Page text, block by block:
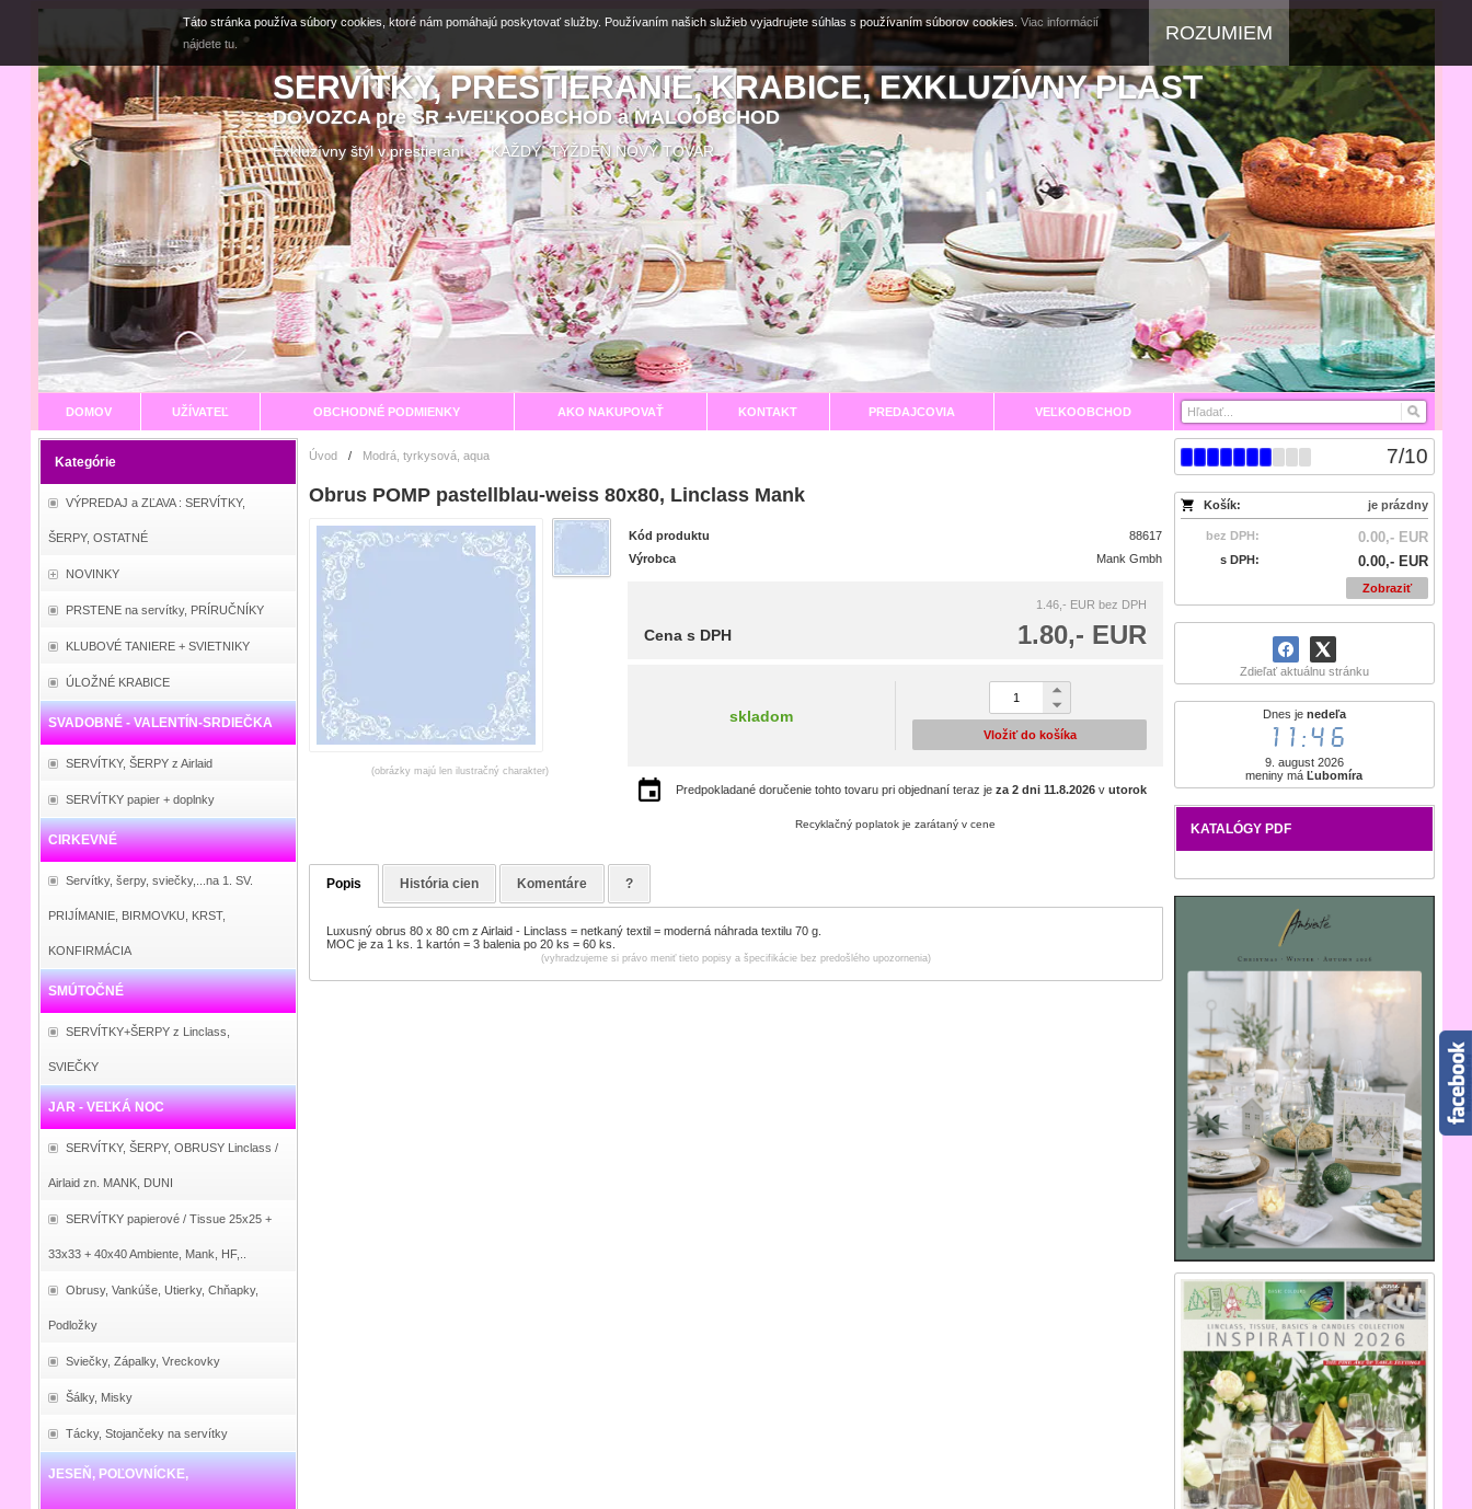
SERVÍTKY, PRESTIERANIE, KRABICE, EXKLUZÍVNY PLAST
DOVOZCA pre SR +VEĽKOOBCHOD a MALOOBCHOD
Exkluzívny štýl v prestieraní KAŽDÝ TÝŽDEŇ NOVÝ TOVAR
DOMOV UŽÍVATEĽ OBCHODNÉ PODMIENKY AKO NAKUPOVAŤ KONTAKT PREDAJCOVIA VEĽKOOBCHOD
Kategórie
VÝPREDAJ a ZĽAVA : SERVÍTKY,
ŠERPY, OSTATNÉ
NOVINKY
PRSTENE na servítky, PRÍRUČNÍKY
KLUBOVÉ TANIERE + SVIETNIKY
ÚLOŽNÉ KRABICE
SVADOBNÉ - VALENTÍN-SRDIEČKA
SERVÍTKY, ŠERPY z Airlaid
SERVÍTKY papier + doplnky
CIRKEVNÉ
Servítky, šerpy, sviečky,...na 1. SV.
PRIJÍMANIE, BIRMOVKU, KRST,
KONFIRMÁCIA
SMÚTOČNÉ
SERVÍTKY+ŠERPY z Linclass,
SVIEČKY
JAR - VEĽKÁ NOC
SERVÍTKY, ŠERPY, OBRUSY Linclass /
Airlaid zn. MANK, DUNI
SERVÍTKY papierové / Tissue 25x25 +
33x33 + 40x40 Ambiente, Mank, HF,..
Obrusy, Vankúše, Utierky, Chňapky,
Podložky
Sviečky, Zápalky, Vreckovky
Šálky, Misky
Tácky, Stojančeky na servítky
JESEŇ, POĽOVNÍCKE,
7/10
Košík: je prázdny
bez DPH: 0.00,- EUR
s DPH: 0.00,- EUR
Zobraziť
Zdieľať aktuálnu stránku
Dnes je nedeľa
11:46
9. august 2026
meniny máĽubomíra
KATALÓGY PDF
Úvod / Modrá, tyrkysová, aqua
Obrus POMP pastellblau-weiss 80x80, Linclass Mank
(obrázky majú len ilustračný charakter)
Kód produktu
88617
Výrobca
Mank Gmbh
1.46,- EUR bez DPH
1.80,- EUR
Cena s DPH
skladom
Vložiť do košíka
Predpokladané doručenie tohto tovaru pri objednaní teraz je za 2 dni 11.8.2026v utorok
Recyklačný poplatok je zarátaný v cene
Popis História cien Komentáre ?
Luxusný obrus 80 x 80 cm z Airlaid - Linclass = netkaný textil = moderná náhrada textilu 70 g.
MOC je za 1 ks. 1 kartón = 3 balenia po 20 ks = 60 ks.
(vyhradzujeme si právo meniť tieto popisy a špecifikácie bez predošlého upozornenia)
Táto stránka používa súbory cookies, ktoré nám pomáhajú poskytovať služby. Používaním našich služieb vyjadrujete súhlas s používaním súborov cookies. Viac informácií
nájdete tu.
ROZUMIEM